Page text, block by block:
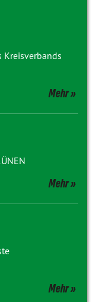
Kreisverbands
Mehr
Mehr
Mehr